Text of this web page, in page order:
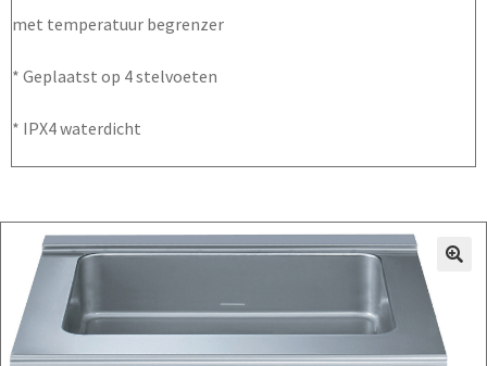
met temperatuur begrenzer
* Geplaatst op 4 stelvoeten
* IPX4 waterdicht